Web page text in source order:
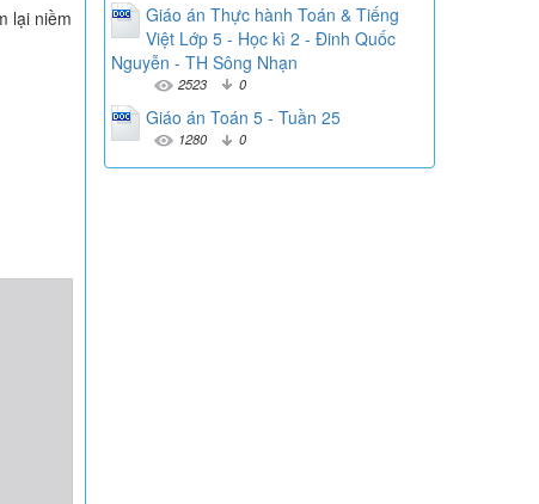
lại niềm
Giáo án Thực hành Toán & Tiếng
Việt Lớp 5 - Học kì 2 - Đinh Quốc
Nguyễn - TH Sông Nhạn
2523 0
Giáo án Toán 5 - Tuần 25
1280 0